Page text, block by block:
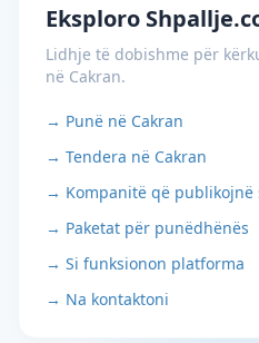
Eksploro
Lidhje të dobishme për
në Cakran.
→ Punë në Cakran
→ Tendera në Cakran
→ Kompanitë që publikojnë
→ Paketat për punëdhënës
→ Si funksionon platforma
→ Na kontaktoni